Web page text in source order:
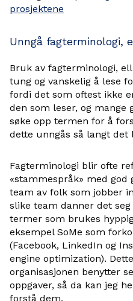
prosjektene
Unngå fagterminologi,
Bruk av fagterminologi,
tung og vanskelig å lese
fordi det som oftest ikke
den som leser, og mange
søke opp termen for å
dette unngås så langt det
Fagterminologi blir ofte
«stammespråk» med god
team av folk som jobber
slike team danner det
termer som brukes
eksempel SoMe som
(Facebook, LinkedIn og
engine optimization).
organisasjonen benytter
oppgaver, så da kan jeg
forstå dem.